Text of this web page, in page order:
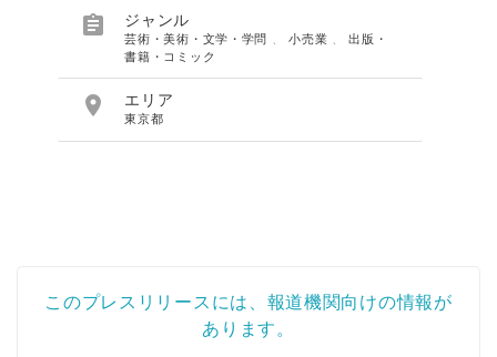
 ジャンル
芸術・美術・文学・学問 、小売業 、出版・
書籍・コミック
 エリア
東京都
このプレスリリースには、報道機関向けの情報が
あります。